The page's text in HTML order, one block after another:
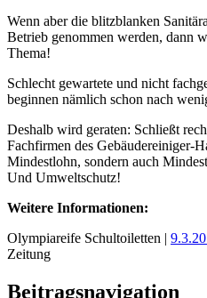
Wenn aber die blitzblanken
Betrieb genommen werden, dann
Thema!
Schlecht gewartete und nicht
beginnen nämlich schon nach
Deshalb wird geraten: Schließt
Fachfirmen des Gebäudereiniger-
Mindestlohn, sondern auch
Und Umweltschutz!
Weitere Informationen:
Olympiareife Schultoiletten |
Zeitung
Beitragsnavigation